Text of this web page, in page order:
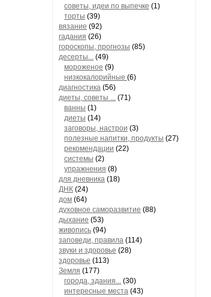
советы, идеи по выпечке (1)
торты (39)
вязание (92)
гадания (26)
гороскопы, прогнозы (85)
десерты... (49)
мороженое (9)
низкокалорийные (6)
диагностика (56)
диеты, советы ... (71)
ванны (1)
диеты (14)
заговоры, настрои (3)
полезные напитки, продукты (27)
рекомендации (22)
системы (2)
упражнения (8)
для дневника (18)
ДНК (24)
дом (64)
духовное саморазвитие (88)
дыхание (53)
живопись (94)
заповеди, правила (114)
звуки и здоровье (28)
здоровье (113)
Земля (177)
города, здания... (30)
интересные места (43)